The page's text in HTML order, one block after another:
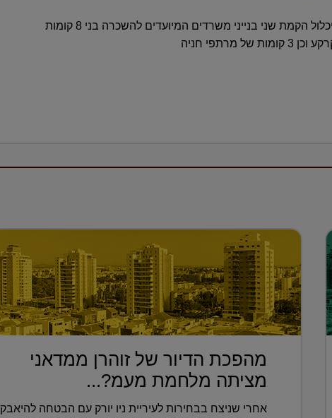
על פי ההסכמים, הצדדים יהיו שותפים שווים בהקמת פרויקט שיכלול הקמת שני בנייני משרדים המיועדים להשכרה בני 8 קומות
מהפכת הדיור של זוהרן ממדאני
מציתה מלחמת מעמ?...
אחרי שניצח בבחירות לעיריית ניו יורק עם הבטחה להיאבק